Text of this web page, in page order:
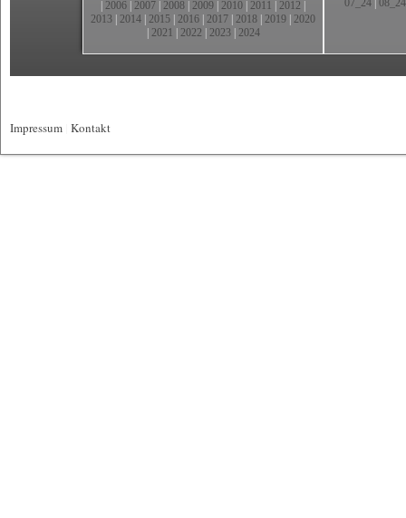
2006 2007 2008 2009 2010 2011 2012
2013 2014 2015 2016 2017 2018 2019 2020
2021 2022 2023| 2024
07_24 08_24
Impressum Kontakt